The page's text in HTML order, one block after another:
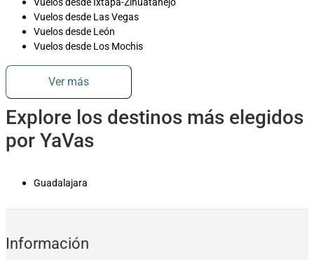
Vuelos desde Las Vegas
Vuelos desde León
Vuelos desde Los Mochis
Ver más
Explore los destinos más elegidos
por YaVas
Guadalajara
Información